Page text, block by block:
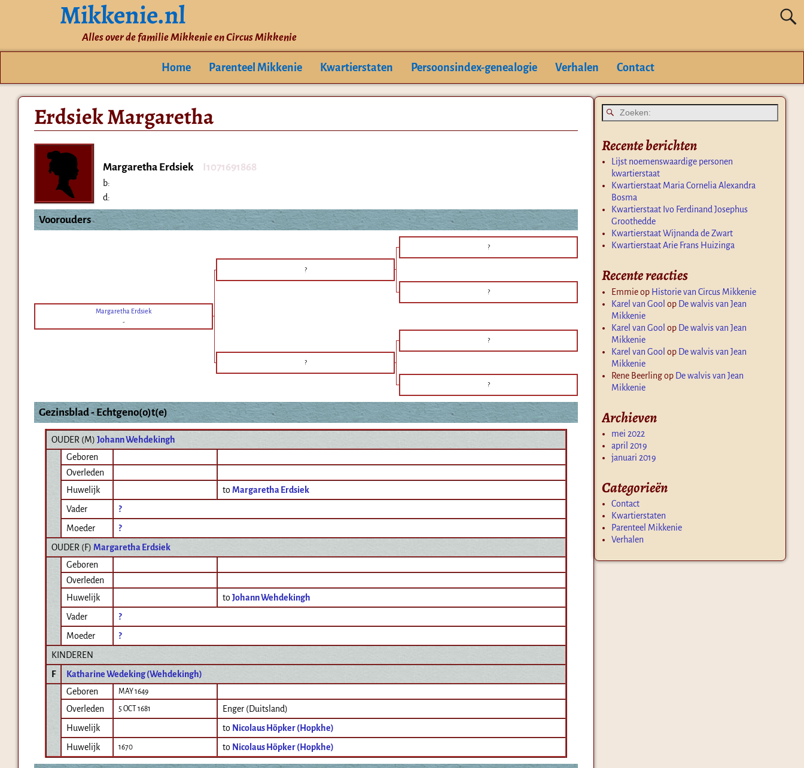
Mikkenie.nl
Alles over de familie Mikkenie en Circus Mikkenie
Home Parenteel Mikkenie Kwartierstaten Persoonsindex-genealogie Verhalen Contact
Erdsiek Margaretha
Margaretha Erdsiek I1071691868
b:
d:
Voorouders
?
?
?
Margaretha Erdsiek
-
?
?
?
Gezinsblad - Echtgeno(o)t(e)
OUDER (M) Johann Wehdekingh
Geboren
Overleden
Huwelijk
toMargaretha Erdsiek
Vader
?
Moeder
?
OUDER (F) Margaretha Erdsiek
Geboren
Overleden
Huwelijk
toJohann Wehdekingh
Vader
?
Moeder
?
KINDEREN
F
Katharine Wedeking (Wehdekingh)
Geboren
MAY 1649
Overleden 5 OCT 1681
Enger (Duitsland)
Huwelijk
to Nicolaus Höpker (Hopkhe)
Huwelijk
1670 to Nicolaus Höpker (Hopkhe)
Recente berichten
Lijst noemenswaardige personen
kwartierstaat
Kwartierstaat Maria Cornelia Alexandra
Bosma
Kwartierstaat Ivo Ferdinand Josephus
Groothedde
Kwartierstaat Wijnanda de Zwart
Kwartierstaat Arie Frans Huizinga
Recente reacties
Emmieop Historie van Circus Mikkenie
Karel van Gool op De walvis van Jean
Mikkenie
Karel van Gool op De walvis van Jean
Mikkenie
Karel van Gool op De walvis van Jean
Mikkenie
Rene Beerlingop De walvis van Jean
Mikkenie
Archieven
mei 2022
april 2019
januari 2019
Categorieën
Contact
Kwartierstaten
Parenteel Mikkenie
Verhalen